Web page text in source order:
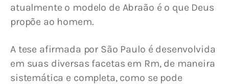
atualmente o modelo de Abraão é o que Deus
propõe ao homem.
A tese afirmada por São Paulo é desenvolvida
em suas diversas facetas em Rm, de maneira
sistemática e completa, como se pode